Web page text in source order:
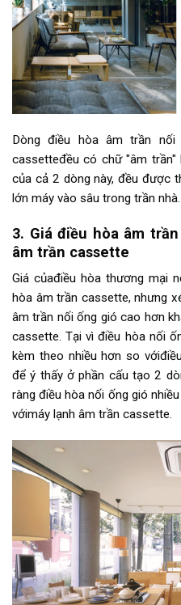
Dòng điều hòa âm trần
cassetteđều có chữ "âm
của cả 2 dòng này, đều được
lớn máy vào sâu trong trần nhà.
3. Giá điều hòa âm
âm trần cassette
Giá củađiều hòa thương mại
hòa âm trần cassette, nhưng
âm trần nối ống gió cao hơn
cassette. Tại vì điều hòa nối
kèm theo nhiều hơn so
để ý thấy ở phần cấu tạo 2
ràng điều hòa nối ống gió
vớimáy lạnh âm trần cassette.